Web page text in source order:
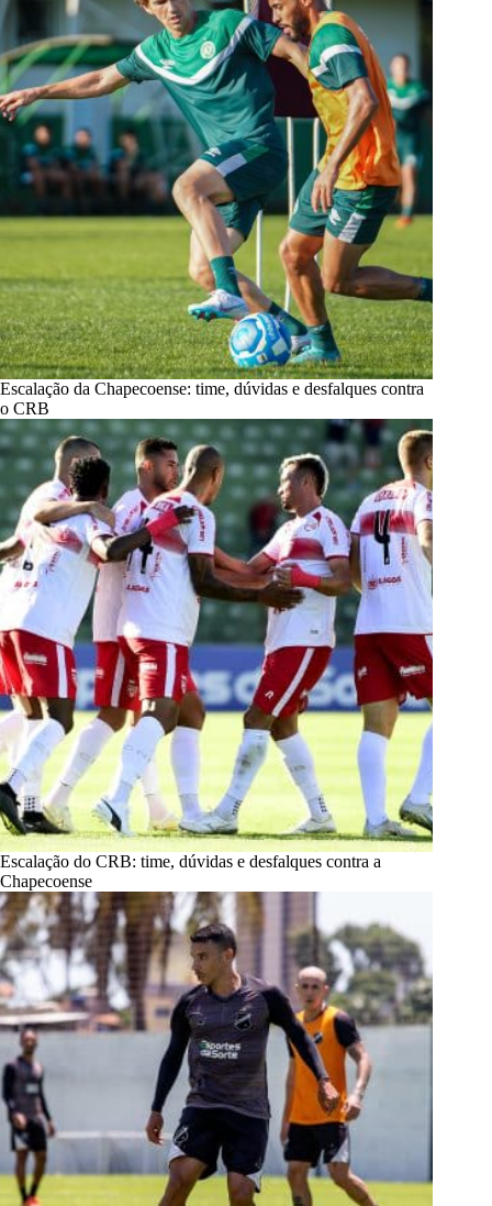
Escalação da Chapecoense: time, dúvidas e desfalques contra
o CRB
Escalação do CRB: time, dúvidas e desfalques contra a
Chapecoense